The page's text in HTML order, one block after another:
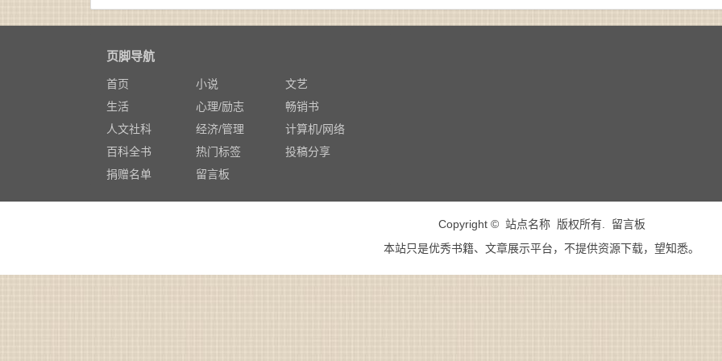
页脚导航
首页 小说
文艺
生活
心理/励志
畅销书
人文社科
经济/管理
计算机/网络
百科全书
热门标签
投稿分享
捐赠名单
留言板
Copyright © 站点名称 版权所有. 留言板
本站只是优秀书籍、文章展示平台，不提供资源下载，望知悉。